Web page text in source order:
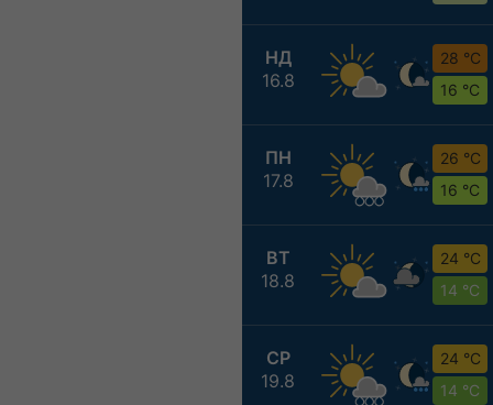
НД
16.8
28 °C
16 °C
ПН
17.8
26 °C
16 °C
ВТ
18.8
24 °C
14 °C
СР
19.8
24 °C
14 °C